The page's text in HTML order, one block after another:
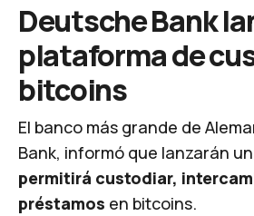
Deutsche Bank
plataforma de
bitcoins
El banco más grande de
Bank, informó que lanzarán
permitirá custodiar,
préstamos en bitcoins.